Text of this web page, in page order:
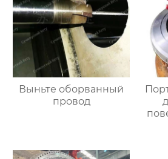
Выньте оборванный
провод